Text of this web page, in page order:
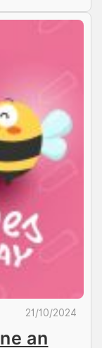
21/10/2024
an